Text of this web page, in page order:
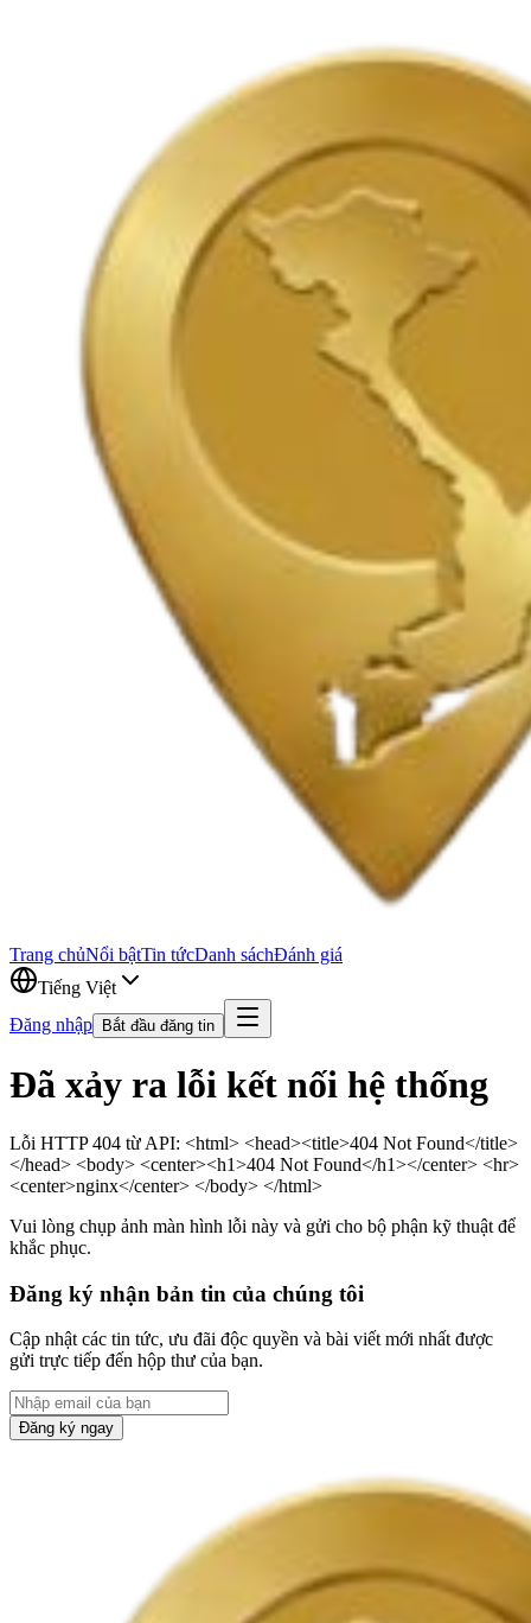
Trang chủNổi bậtTin tứcDanh sáchĐánh giá
Tiếng Việt
Đăng nhập
Bắt đầu đăng tin
Đã xảy ra lỗi kết nối hệ thống
Lỗi HTTP 404 từ API: <html> <head><title>404 Not Found</title>
</head> <body> <center><h1>404 Not Found</h1></center> <hr>
<center>nginx</center> </body> </html>
Vui lòng chụp ảnh màn hình lỗi này và gửi cho bộ phận kỹ thuật để
khắc phục.
Đăng ký nhận bản tin của chúng tôi
Cập nhật các tin tức, ưu đãi độc quyền và bài viết mới nhất được
gửi trực tiếp đến hộp thư của bạn.
Đăng ký ngay